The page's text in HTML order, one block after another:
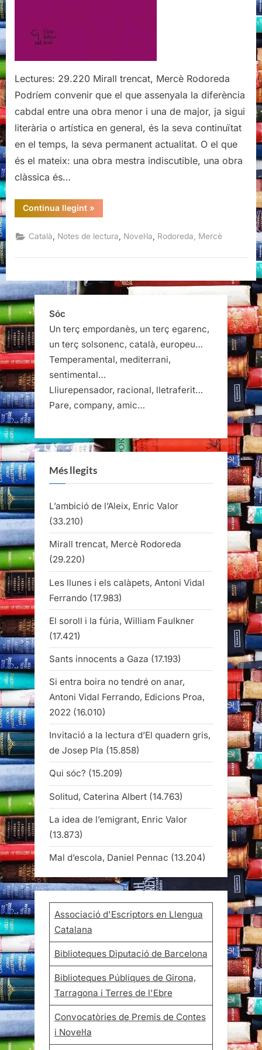
Lectures: 29.220 Mirall trencat, Mercè Rodoreda
Podríem convenir que el que assenyala la diferència
cabdal entre una obra menor i una de major, ja sigui
literària o artística en general, és la seva continuïtat
en el temps, la seva permanent actualitat. O el que
és el mateix: una obra mestra indiscutible, una obra
clàssica és…
Continua llegint“Mirall
trencat,
Rodoreda”
»
Català Notes de lectura Novel·la Rodoreda, Mercè
Sóc
Un terç empordanès, un terç egarenc,
un terç solsonenc, català, europeu…
Temperamental, mediterrani,
sentimental…
Lliurepensador, racional, lletraferit…
Pare, company, amic…
Més llegits
L’ambició de l’Aleix, Enric Valor
(33.210)
Mirall trencat, Mercè Rodoreda
(29.220)
Les llunes i els calàpets, Antoni Vidal
Ferrando (17.983)
El soroll i la fúria, William Faulkner
(17.421)
Sants innocents a Gaza (17.193)
Si entra boira no tendré on anar,
Antoni Vidal Ferrando, Edicions Proa,
2022 (16.010)
Invitació a la lectura d’El quadern gris,
de Josep Pla (15.858)
Qui sóc? (15.209)
Solitud, Caterina Albert (14.763)
La idea de l’emigrant, Enric Valor
(13.873)
Mal d’escola, Daniel Pennac (13.204)
Associació d'Escriptors en Llengua
Catalana
Biblioteques Diputació de Barcelona
Biblioteques Públiques de Girona,
Tarragona i Terres de l'Ebre
Convocatòries de Premis de Contes
i Novel·la